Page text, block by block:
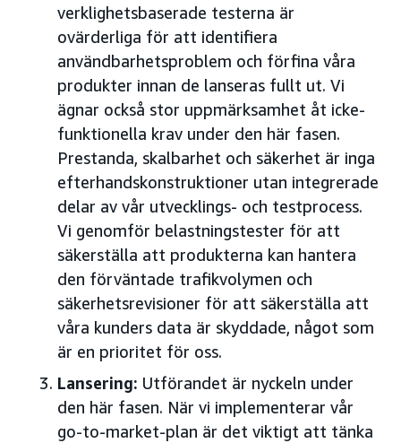
verklighetsbaserade testerna är
ovärderliga för att identifiera
användbarhetsproblem och förfina våra
produkter innan de lanseras fullt ut. Vi
ägnar också stor uppmärksamhet åt icke-
funktionella krav under den här fasen.
Prestanda, skalbarhet och säkerhet är inga
efterhandskonstruktioner utan integrerade
delar av vår utvecklings- och testprocess.
Vi genomför belastningstester för att
säkerställa att produkterna kan hantera
den förväntade trafikvolymen och
säkerhetsrevisioner för att säkerställa att
våra kunders data är skyddade, något som
är en prioritet för oss.
Lansering: Utförandet är nyckeln under
den här fasen. När vi implementerar vår
go-to-market-plan är det viktigt att tänka